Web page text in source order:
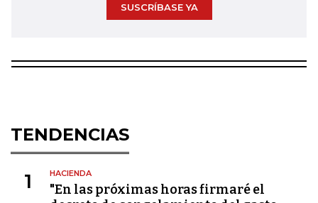
SUSCRÍBASE YA
TENDENCIAS
1 HACIENDA
"En las próximas horas firmaré el